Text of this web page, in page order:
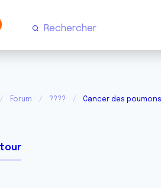
Forum ???? Cancer des poumons